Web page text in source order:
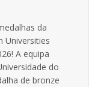
da
Universities
A equipa
do
de bronze